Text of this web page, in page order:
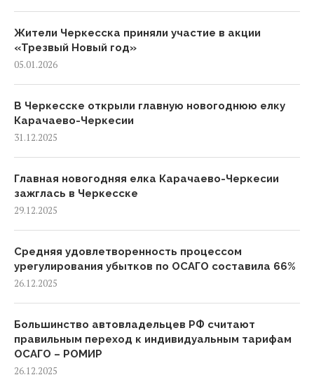
Жители Черкесска приняли участие в акции
«Трезвый Новый год»
05.01.2026
В Черкесске открыли главную новогоднюю елку
Карачаево-Черкесии
31.12.2025
Главная новогодняя елка Карачаево-Черкесии
зажглась в Черкесске
29.12.2025
Средняя удовлетворенность процессом
урегулирования убытков по ОСАГО составила 66%
26.12.2025
Большинство автовладельцев РФ считают
правильным переход к индивидуальным тарифам
ОСАГО – РОМИР
26.12.2025